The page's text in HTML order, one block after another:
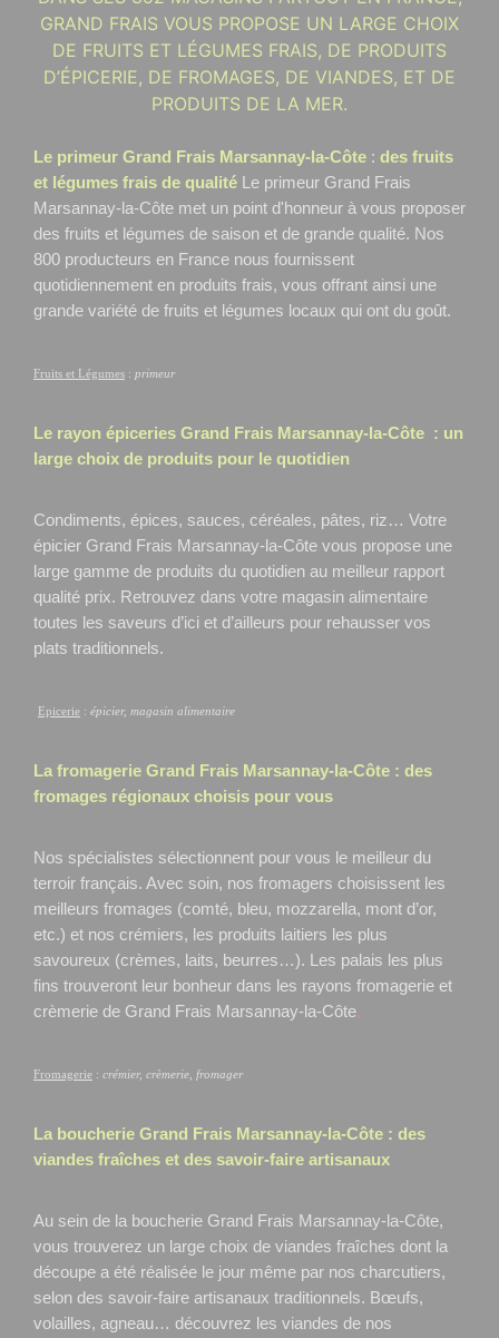
GRAND FRAIS VOUS PROPOSE UN LARGE CHOIX
DE FRUITS ET LÉGUMES FRAIS, DE PRODUITS
D’ÉPICERIE, DE FROMAGES, DE VIANDES, ET DE
PRODUITS DE LA MER.
Le primeur Grand Frais Marsannay-la-Côte : des fruits
et légumes frais de qualité Le primeur Grand Frais
Marsannay-la-Côte met un point d'honneur à vous proposer
des fruits et légumes de saison et de grande qualité. Nos
800 producteurs en France nous fournissent
quotidiennement en produits frais, vous offrant ainsi une
grande variété de fruits et légumes locaux qui ont du goût.
Fruits et Légumes : primeur
Le rayon épiceries Grand Frais Marsannay-la-Côte : un
large choix de produits pour le quotidien
Condiments, épices, sauces, céréales, pâtes, riz… Votre
épicier Grand Frais Marsannay-la-Côte vous propose une
large gamme de produits du quotidien au meilleur rapport
qualité prix. Retrouvez dans votre magasin alimentaire
toutes les saveurs d’ici et d’ailleurs pour rehausser vos
plats traditionnels.
Epicerie : épicier, magasin alimentaire
La fromagerie Grand Frais Marsannay-la-Côte : des
fromages régionaux choisis pour vous
Nos spécialistes sélectionnent pour vous le meilleur du
terroir français. Avec soin, nos fromagers choisissent les
meilleurs fromages (comté, bleu, mozzarella, mont d’or,
etc.) et nos crémiers, les produits laitiers les plus
savoureux (crèmes, laits, beurres…). Les palais les plus
fins trouveront leur bonheur dans les rayons fromagerie et
crèmerie de Grand Frais Marsannay-la-Côte.
Fromagerie : crémier, crèmerie, fromager
La boucherie Grand Frais Marsannay-la-Côte : des
viandes fraîches et des savoir-faire artisanaux
Au sein de la boucherie Grand Frais Marsannay-la-Côte,
vous trouverez un large choix de viandes fraîches dont la
découpe a été réalisée le jour même par nos charcutiers,
selon des savoir-faire artisanaux traditionnels. Bœufs,
volailles, agneau… découvrez les viandes de nos